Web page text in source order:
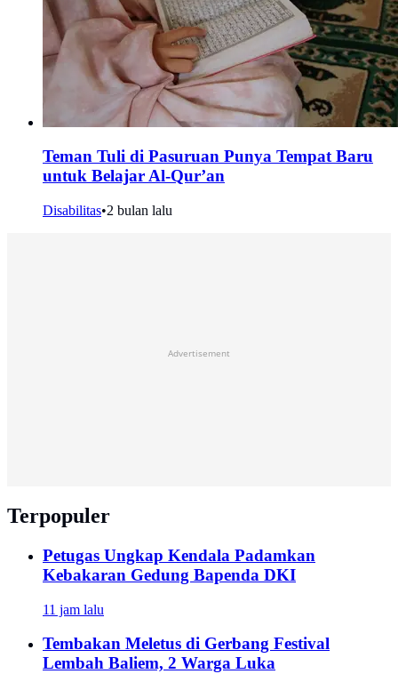
Teman Tuli di Pasuruan Punya Tempat Baru
untuk Belajar Al-Qur’an
Disabilitas•2 bulan lalu
Advertisement
Terpopuler
Petugas Ungkap Kendala Padamkan
Kebakaran Gedung Bapenda DKI
11 jam lalu
Tembakan Meletus di Gerbang Festival
Lembah Baliem, 2 Warga Luka